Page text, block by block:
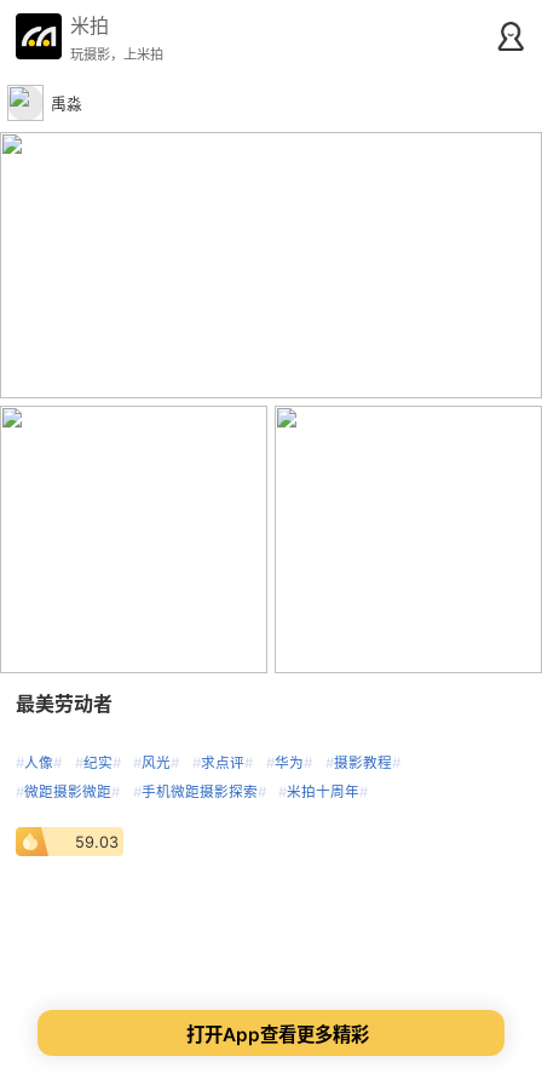
米拍
玩摄影，上米拍
禹淼
最美劳动者
#人像# #纪实# #风光# #求点评# #华为# #摄影教程#
#微距摄影微距# #手机微距摄影探索# #米拍十周年#
59.03
打开App查看更多精彩